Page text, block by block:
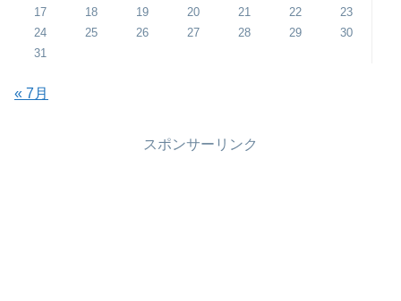
17
18 19 20 21 22
23
24
25 26 27 28 29
30
31
« 7月
スポンサーリンク